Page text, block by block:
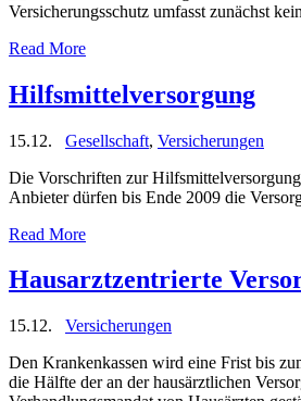
Versicherungsschutz umfasst zunächst
Read More
Hilfsmittelversorgung
15.12. Gesellschaft, Versicherungen
Die Vorschriften zur
Anbieter dürfen bis Ende 2009 die
Read More
Hausarztzentrierte
15.12.
Versicherungen
Den Krankenkassen wird eine Frist bis
die Hälfte der an der hausärztlichen